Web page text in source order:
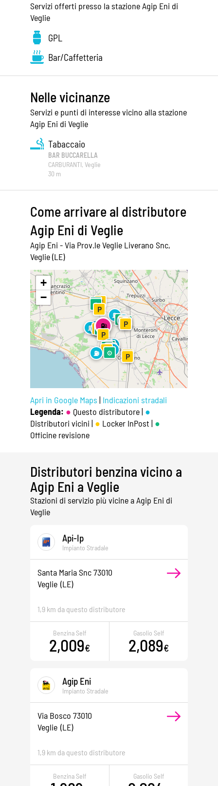
Servizi offerti presso la stazione Agip Eni di
Veglie
GPL
Bar/Caffetteria
Nelle vicinanze
Servizi e punti di interesse vicino alla stazione
Agip Eni di Veglie
Tabaccaio
BAR BUCCARELLA
CARBURANTI, Veglie
30 m
Come arrivare al distributore
Agip Eni di Veglie
Agip Eni - Via Prov.le Veglie Liverano Snc,
Veglie (LE)
⛽
⛽
⛽
⛽⛽
⛽
⛽
⛽
⛽
⛽⛽⛽
⛽
⛽
⛽
⛽
P
P
PP
P
P
P
P
P
P
⚙
⚙
⚙⚙
⚙
⚙
⚙⚙
⚙
⚙
+
−
Apri in Google Maps | Indicazioni stradali
Legenda: ● Questo distributore | ●
Distributori vicini | ● Locker InPost | ●
Officine revisione
Distributori benzina vicino a
Agip Eni a Veglie
Stazioni di servizio più vicine a Agip Eni di
Veglie
Api-Ip
Impianto Stradale
Santa Maria Snc 73010
Veglie (LE)
1,9 km da questo distributore
Benzina Self
2,009€
Gasolio Self
2,089€
Agip Eni
Impianto Stradale
Via Bosco 73010
Veglie (LE)
1,9 km da questo distributore
Benzina Self Gasolio Self